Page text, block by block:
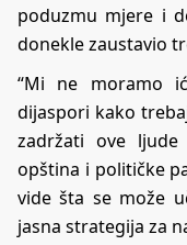
poduzmu mjere i
donekle zaustavio
“Mi ne moramo
dijaspori kako
zadržati ove
opština i političke
vide šta se može
jasna strategija za